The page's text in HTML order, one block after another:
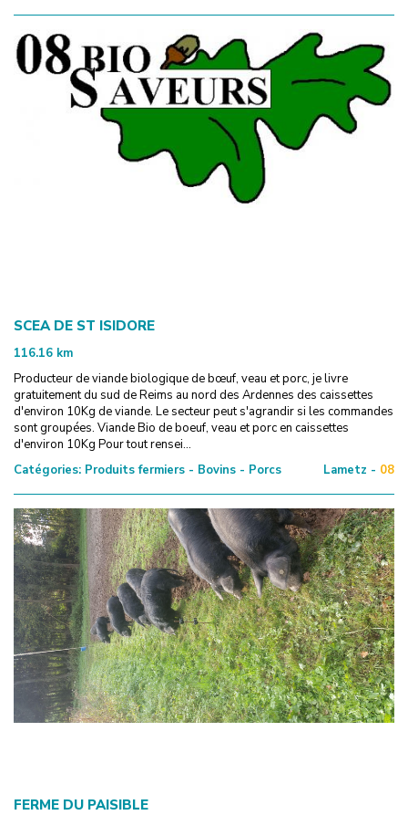
SCEA DE ST ISIDORE
116.16 km
Producteur de viande biologique de bœuf, veau et porc, je livre
gratuitement du sud de Reims au nord des Ardennes des caissettes
d'environ 10Kg de viande. Le secteur peut s'agrandir si les commandes
sont groupées. Viande Bio de boeuf, veau et porc en caissettes
d'environ 10Kg Pour tout rensei...
Catégories: Produits fermiers - Bovins - Porcs Lametz - 08
FERME DU PAISIBLE